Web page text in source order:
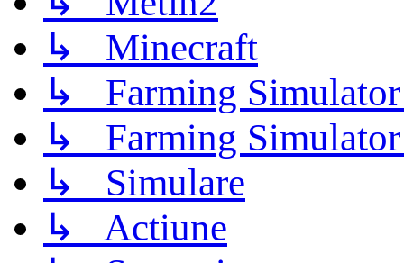
↳ Minecraft
↳ Farming
↳ Farming
↳ Simulare
↳ Actiune